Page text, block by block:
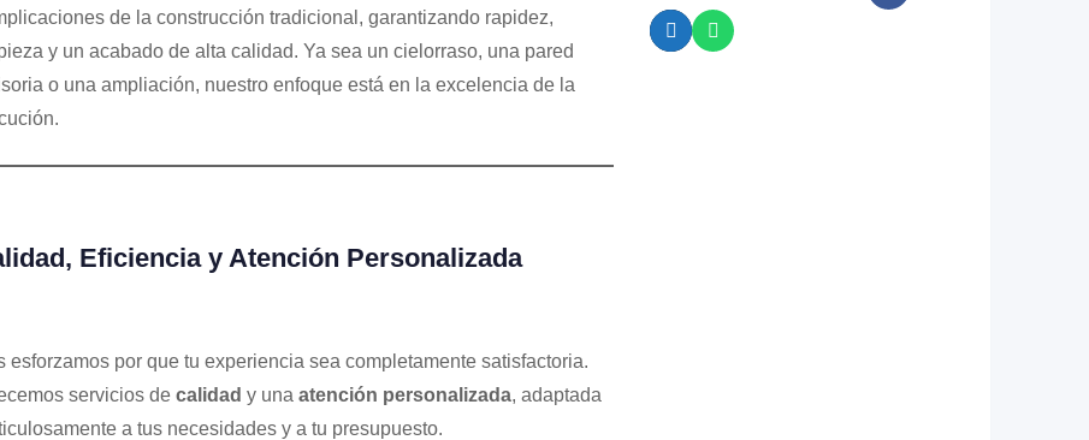
de la construcción tradicional, garantizando rapidez,
y un acabado de alta calidad. Ya sea un cielorraso, una pared
o una ampliación, nuestro enfoque está en la excelencia de la
Eficiencia y Atención Personalizada
esforzamos por que tu experiencia sea completamente satisfactoria.
servicios de calidad y una atención personalizada, adaptada
a tus necesidades y a tu presupuesto.